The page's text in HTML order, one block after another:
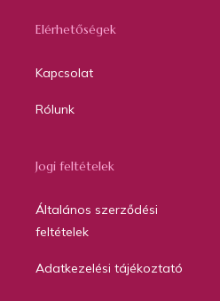
Elérhetőségek
Kapcsolat
Rólunk
Jogi feltételek
Általános szerződési
feltételek
Adatkezelési tájékoztató